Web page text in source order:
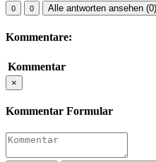
0 0 Alle antworten ansehen (0)
Kommentare:
Kommentar
×
Kommentar Formular